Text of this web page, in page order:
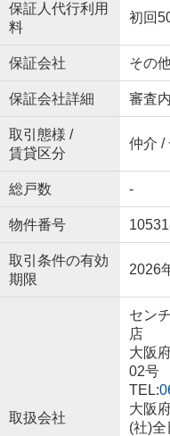
保証人代行利用
料
初回
保証会社 その
保証会社詳細 審査
取引態様 /
賃貸区分
仲介 /
総戸数 -
物件番号
取引条件の有効
期限
2026
取扱会社
セン
店
大阪
02号
TEL:
大阪
(社)